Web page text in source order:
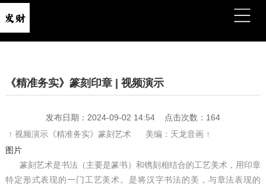
《精准务实》篆刻印章 | 视频演示
发布日期：2024-09-02 14:54 点击次数：164
↑ 视频演示《精准务实》篆刻艺术 美编：天龙音画 ↑
图片
篆刻艺术是书法（主要是篆书）和镌刻相结合的工艺美术，用印章
特定形式表现的一门工艺美术。是将汉字书法的美，与章法表现的